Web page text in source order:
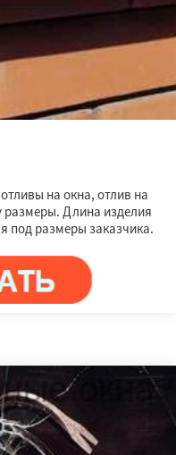
на окна, отлив на
размеры. Длина изделия
под размеры заказчика.